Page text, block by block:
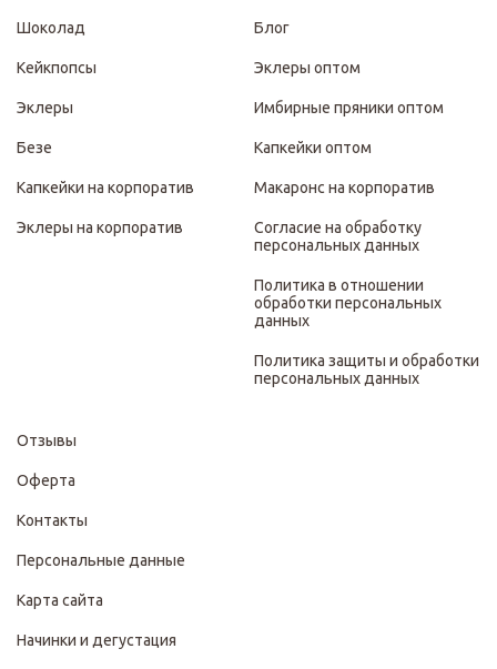
Шоколад
Кейкпопсы
Эклеры
Безе
Капкейки на корпоратив
Эклеры на корпоратив
Блог
Эклеры оптом
Имбирные пряники оптом
Капкейки оптом
Макаронс на корпоратив
Согласие на обработку
персональных данных
Политика в отношении
обработки персональных
данных
Политика защиты и обработки
персональных данных
Отзывы
Оферта
Контакты
Персональные данные
Карта сайта
Начинки и дегустация